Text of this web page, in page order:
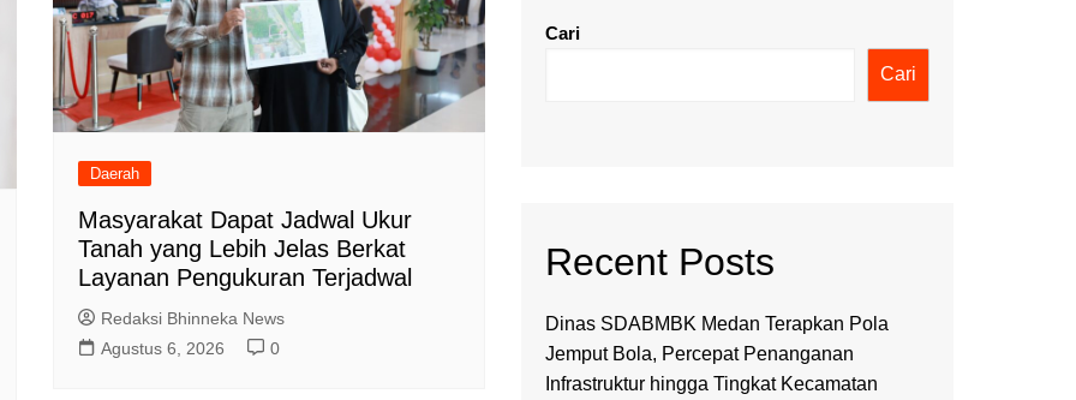
Daerah
Masyarakat Dapat Jadwal Ukur
Tanah yang Lebih Jelas Berkat
Layanan Pengukuran Terjadwal
Redaksi Bhinneka News
Agustus 6, 2026
0
Cari
Cari
Recent Posts
Dinas SDABMBK Medan Terapkan Pola
Jemput Bola, Percepat Penanganan
Infrastruktur hingga Tingkat Kecamatan